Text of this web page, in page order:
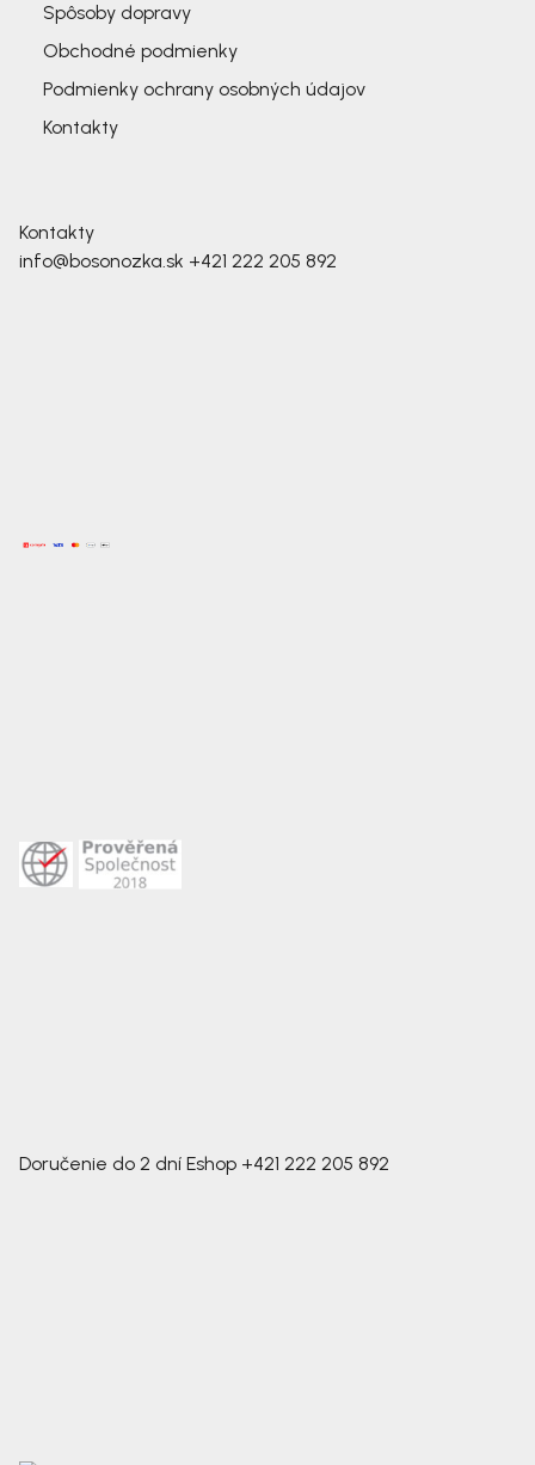
Spôsoby dopravy
Obchodné podmienky
Podmienky ochrany osobných údajov
Kontakty
Kontakty
info@bosonozka.sk +421 222 205 892
Doručenie do 2 dní Eshop +421 222 205 892